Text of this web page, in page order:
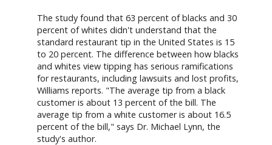
The study found that 63 percent of blacks and 30
percent of whites didn't understand that the
standard restaurant tip in the United States is 15
to 20 percent. The difference between how blacks
and whites view tipping has serious ramifications
for restaurants, including lawsuits and lost profits,
Williams reports. "The average tip from a black
customer is about 13 percent of the bill. The
average tip from a white customer is about 16.5
percent of the bill," says Dr. Michael Lynn, the
study's author.